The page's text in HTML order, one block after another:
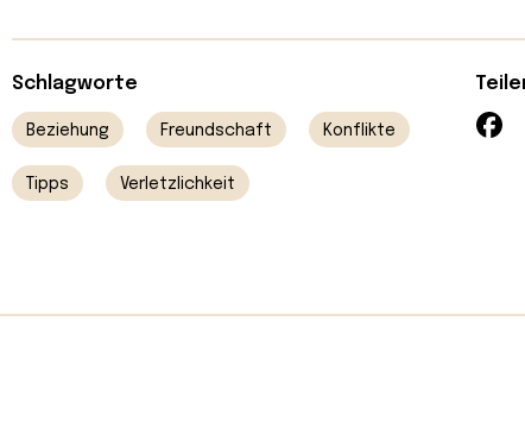
Schlagworte
Beziehung Freundschaft Konflikte
Tipps Verletzlichkeit